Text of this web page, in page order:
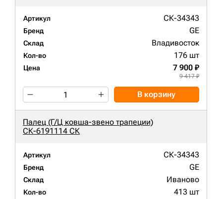
Артикул СК-34343
Бренд GE
Склад Владивосток
Кол-во 176 шт
Цена 7 900 ₽
9 417 ₽
В корзину
Палец (Г/Ц ковша-звено трапеции)
СК-6191114 СК
Артикул СК-34343
Бренд GE
Склад Иваново
Кол-во 413 шт